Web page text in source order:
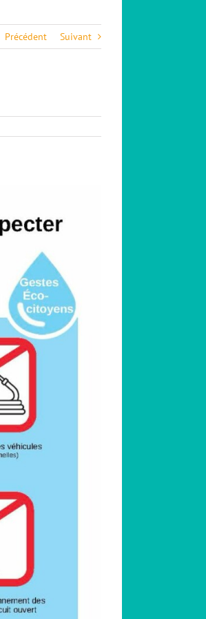
Précédent Suivant